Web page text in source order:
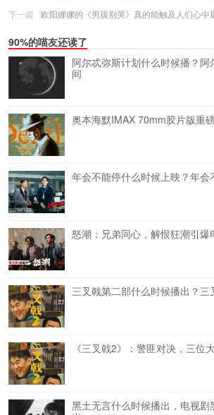
下一篇
欧阳娜娜的《男孩别哭》真的能触及人们心中
90%的喵友还读了
阿尔忒弥斯计划什么时候播？
间
奥本海默IMAX 70mm胶片版重
年会不能停什么时候上映？年会
怒潮：兄弟同心，解恨狂潮引爆
三叉戟第二部什么时候播出？三
《三叉戟2》：警匪对决，三位
黑土无言什么时候播出，电视剧